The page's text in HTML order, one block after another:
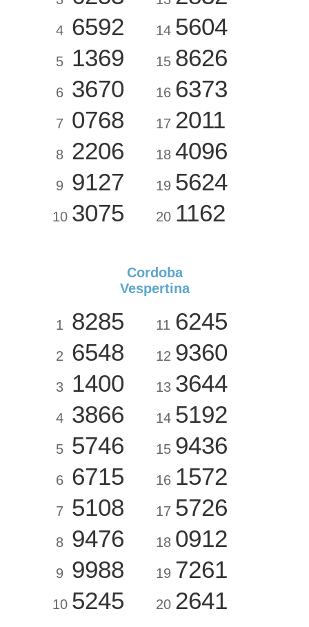
4 6592
5 1369
6 3670
7 0768
8 2206
9 9127
10 3075
14 5604
15 8626
16 6373
17 2011
18 4096
19 5624
20 1162
Cordoba
Vespertina
1 8285
2 6548
3 1400
4 3866
5 5746
6 6715
7 5108
8 9476
9 9988
10 5245
11 6245
12 9360
13 3644
14 5192
15 9436
16 1572
17 5726
18 0912
19 7261
20 2641